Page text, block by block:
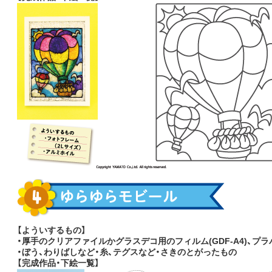
【よういするもの】
・厚手のクリアファイルかグラスデコ用のフィルム(GDF-A4)、プラ
・ぼう、わりばしなど・糸、テグスなど・さきのとがったもの
【完成作品・下絵一覧】